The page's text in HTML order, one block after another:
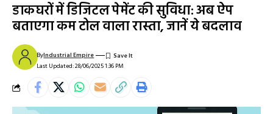
डाकघरों में डिजिटल पेमेंट की सुविधा: अब ऐप
बताएगा कम टोल वाला रास्ता, जानें ये बदलाव
Last Updated: 28/06/2025 1:36 PM
ByIndustrial Empire